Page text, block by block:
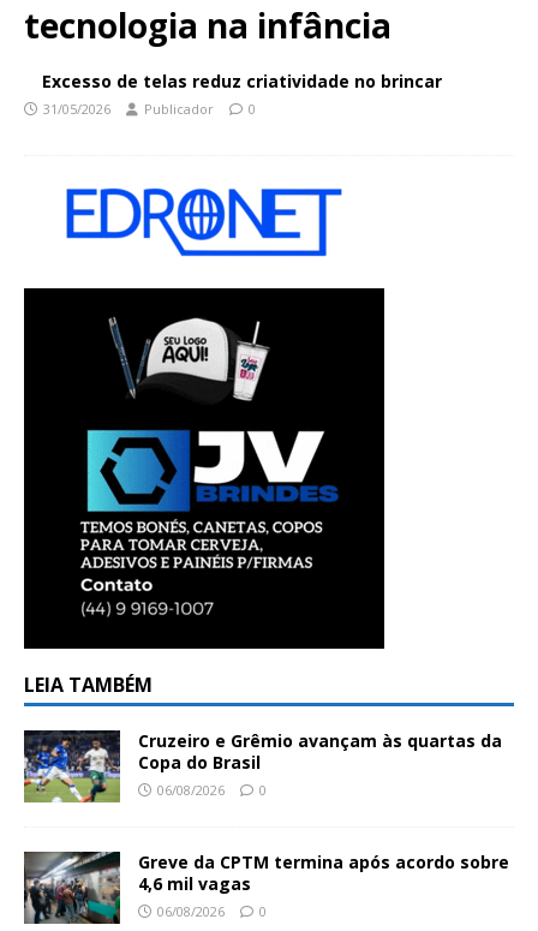
tecnologia na infância
Excesso de telas reduz criatividade no brincar
31/05/2026 Publicador 0
LEIA TAMBÉM
Cruzeiro e Grêmio avançam às quartas da
Copa do Brasil
06/08/2026 0
Greve da CPTM termina após acordo sobre
4,6 mil vagas
06/08/2026 0